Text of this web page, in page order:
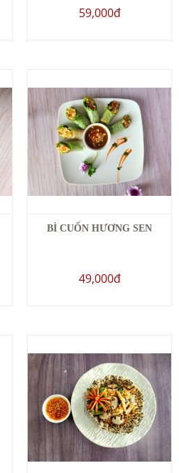
59,000đ
BÌ CUỐN HƯƠNG SEN
49,000đ